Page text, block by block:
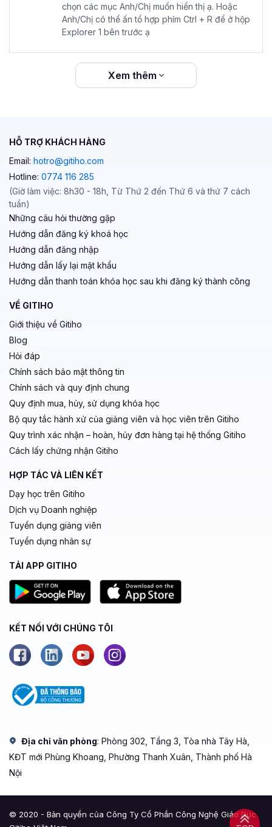
chọn các mục Anh/Chị muốn hiển thị ạ. Hoặc
Anh/Chị có thể ấn tổ hợp phím Ctrl + R để ở hộp
Explorer 1 bên trước ạ
Xem thêm
HỖ TRỢ KHÁCH HÀNG
Email: hotro@gitiho.com
Hotline: 0774 116 285
(Giờ làm việc: 8h30 - 18h, Từ Thứ 2 đến Thứ 6 và thứ 7 cách
tuần)
Những câu hỏi thường gặp
Hướng dẫn đăng ký khoá học
Hướng dẫn đăng nhập
Hướng dẫn lấy lại mật khẩu
Hướng dẫn thanh toán khóa học sau khi đăng ký thành công
VỀ GITIHO
Giới thiệu về Gitiho
Blog
Hỏi đáp
Chính sách bảo mật thông tin
Chính sách và quy định chung
Quy định mua, hủy, sử dụng khóa học
Bộ quy tắc hành xử của giảng viên và học viên trên Gitiho
Quy trình xác nhận – hoàn, hủy đơn hàng tại hệ thống Gitiho
Cách lấy chứng nhận Gitiho
HỢP TÁC VÀ LIÊN KẾT
Dạy học trên Gitiho
Dịch vụ Doanh nghiệp
Tuyển dụng giảng viên
Tuyển dụng nhân sự
TẢI APP GITIHO
KẾT NỐI VỚI CHÚNG TÔI
Địa chỉ văn phòng: Phòng 302, Tầng 3, Tòa nhà Tây Hà,
KĐT mới Phùng Khoang, Phường Thanh Xuân, Thành phố Hà
Nội
© 2020 - Bản quyền của Công Ty Cổ Phần Công Nghệ Giáo Dục